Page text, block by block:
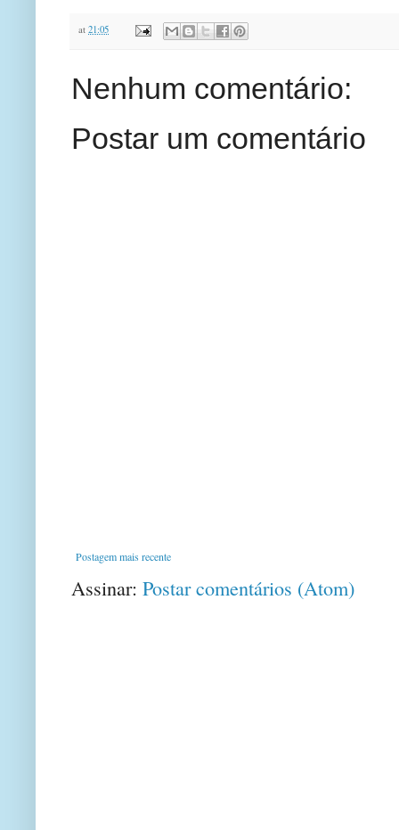
at 21:05
Nenhum comentário:
Postar um comentário
Postagem mais recente
Assinar: Postar comentários (Atom)